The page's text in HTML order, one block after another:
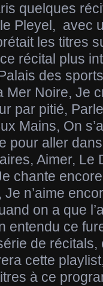
quelques
Pleyel, avec
les titres
récital plus
des
Mer Noire, Je
par pitié,
Mains, On
pour aller
Aimer, Le
chante
Je n’aime
on a que
entendu ce
de récitals,
cette
à ce